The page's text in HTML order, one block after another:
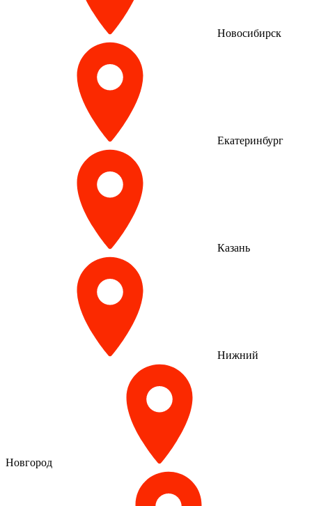
Новосибирск
Екатеринбург
Казань
Нижний
Новгород